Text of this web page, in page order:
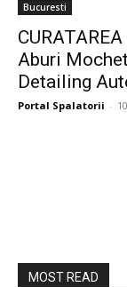
Bucuresti
Aburi
Detailing
Portal Spalatorii -
MOST READ